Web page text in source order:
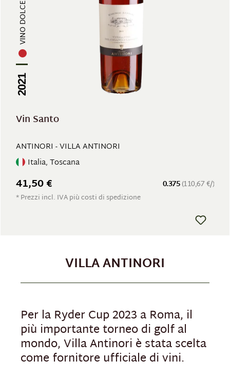
VINO DOLCE
2021
Vin Santo
ANTINORI - VILLA ANTINORI
Italia, Toscana
0.375(110,67 €/)
41,50 €
* Prezzi incl. IVA più costi di spedizione
VILLA ANTINORI
Per la Ryder Cup 2023 a Roma, il
più importante torneo di golf al
mondo, Villa Antinori è stata scelta
come fornitore ufficiale di vini.